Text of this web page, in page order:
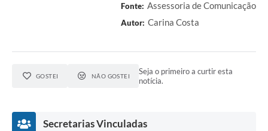
Fonte: Assessoria de Comunicação
Autor: Carina Costa
GOSTEI NÃO GOSTEI
Seja o primeiro a curtir esta
notícia.
Secretarias Vinculadas